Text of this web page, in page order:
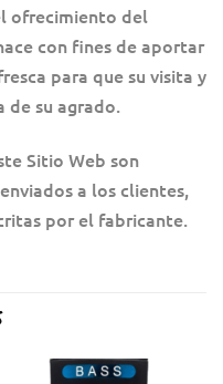
ofrecimiento del
con fines de aportar
para que su visita y
de su agrado.
Sitio Web son
a los clientes,
por el fabricante.